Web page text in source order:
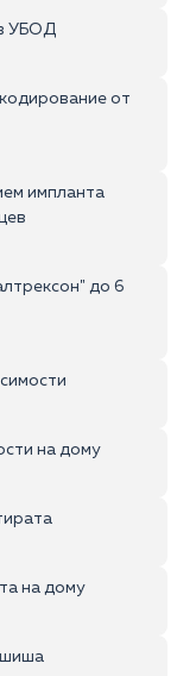
УБОД
от
импланта
до 6
на дому
на дому